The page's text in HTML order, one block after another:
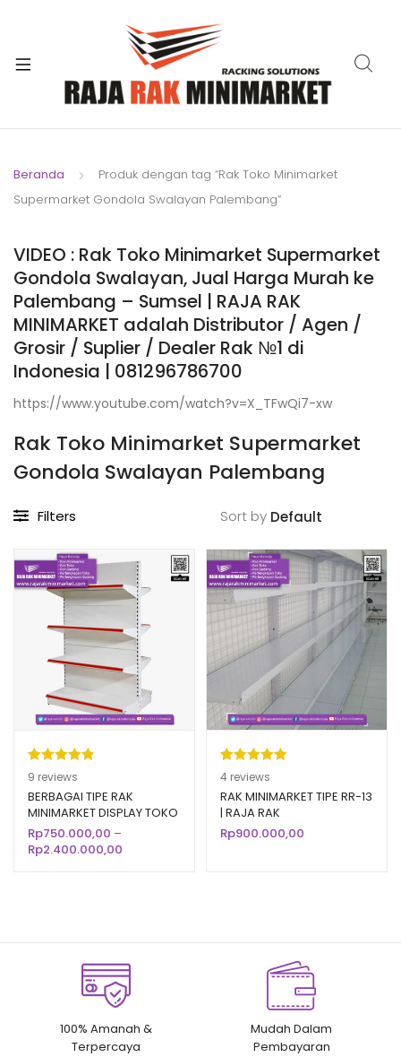
Beranda
Produk dengan tag “Rak Toko Minimarket
Supermarket Gondola Swalayan Palembang”
VIDEO : Rak Toko Minimarket Supermarket
Gondola Swalayan, Jual Harga Murah ke
Palembang – Sumsel | RAJA RAK
MINIMARKET adalah Distributor / Agen /
Grosir / Suplier / Dealer Rak №1 di
Indonesia | 081296786700
https://www.youtube.com/watch?v=X_TFwQi7-xw
Rak Toko Minimarket Supermarket
Gondola Swalayan Palembang
Filters Sort by
Peringkat
4.89dari 5
berdasarka
n
9
penilaian
pelanggan
9 reviews
BERBAGAI TIPE RAK
MINIMARKET DISPLAY TOKO
SUPERMARKET MODERN
Rp750.000,00 –
Rp2.400.000,00
Peringkat
5.00 dari 5
berdasarka
n
4
penilaian
4 reviews
RAK MINIMARKET TIPE RR-13
| RAJA RAK
Rp900.000,00
100% Amanah &
Terpercaya
Mudah Dalam
Pembayaran